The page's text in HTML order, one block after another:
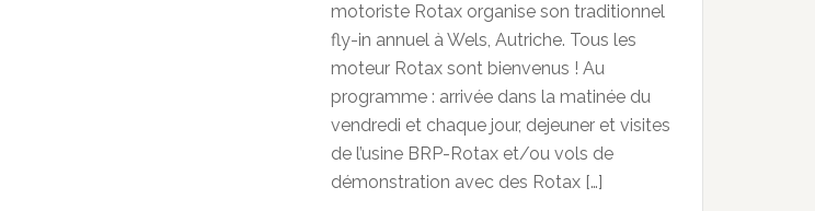
motoriste Rotax organise son traditionnel
fly-in annuel à Wels, Autriche. Tous les
moteur Rotax sont bienvenus ! Au
programme : arrivée dans la matinée du
vendredi et chaque jour, dejeuner et visites
de l’usine BRP-Rotax et/ou vols de
démonstration avec des Rotax […]